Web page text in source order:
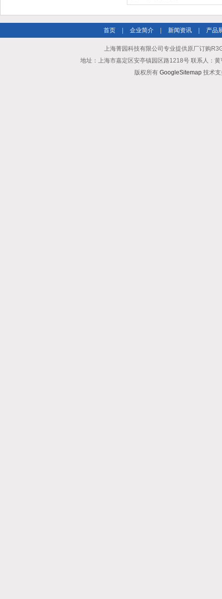
首页 企业简介 新闻资讯 产品
上海菁园科技有限公司专业提供原厂订购
地址：上海市嘉定区安亭镇园区路1218号 联系人：
版权所有 GoogleSitemap技术支